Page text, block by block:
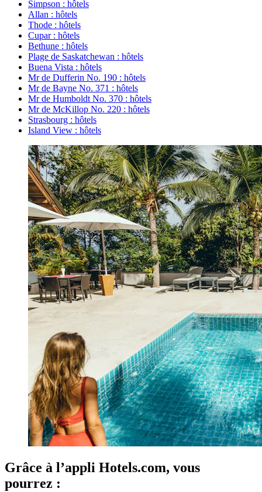
Simpson : hôtels
Allan : hôtels
Thode : hôtels
Cupar : hôtels
Bethune : hôtels
Plage de Saskatchewan : hôtels
Buena Vista : hôtels
Mr de Dufferin No. 190 : hôtels
Mr de Bayne No. 371 : hôtels
Mr de Humboldt No. 370 : hôtels
Mr de McKillop No. 220 : hôtels
Strasbourg : hôtels
Island View : hôtels
Grâce à l’appli Hotels.com, vous
pourrez :